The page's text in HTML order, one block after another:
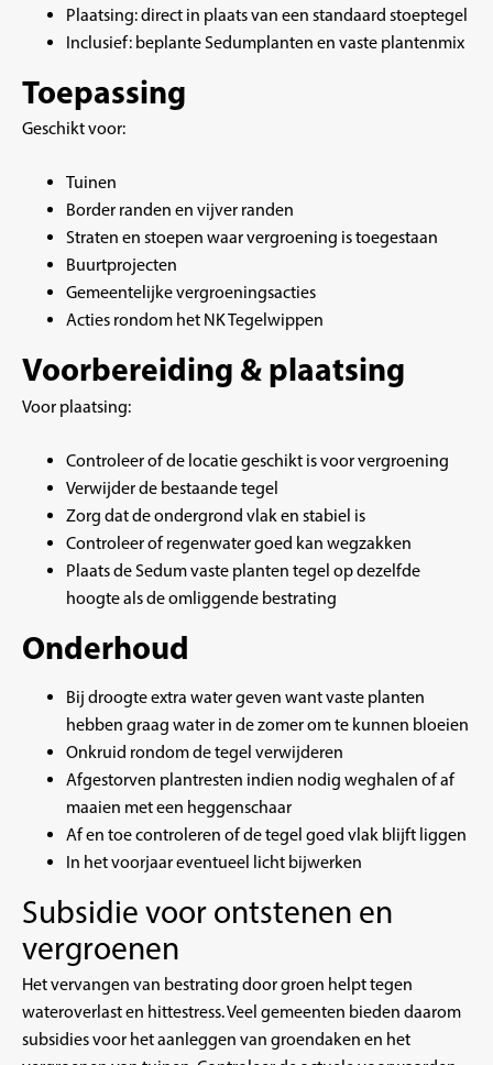
Plaatsing: direct in plaats van een standaard stoeptegel
Inclusief: beplante Sedumplanten en vaste plantenmix
Toepassing
Geschikt voor:
Tuinen
Border randen en vijver randen
Straten en stoepen waar vergroening is toegestaan
Buurtprojecten
Gemeentelijke vergroeningsacties
Acties rondom het NK Tegelwippen
Voorbereiding & plaatsing
Voor plaatsing:
Controleer of de locatie geschikt is voor vergroening
Verwijder de bestaande tegel
Zorg dat de ondergrond vlak en stabiel is
Controleer of regenwater goed kan wegzakken
Plaats de Sedum vaste planten tegel op dezelfde
hoogte als de omliggende bestrating
Onderhoud
Bij droogte extra water geven want vaste planten
hebben graag water in de zomer om te kunnen bloeien
Onkruid rondom de tegel verwijderen
Afgestorven plantresten indien nodig weghalen of af
maaien met een heggenschaar
Af en toe controleren of de tegel goed vlak blijft liggen
In het voorjaar eventueel licht bijwerken
Subsidie voor ontstenen en
vergroenen
Het vervangen van bestrating door groen helpt tegen
wateroverlast en hittestress. Veel gemeenten bieden daarom
subsidies voor het aanleggen van groendaken en het